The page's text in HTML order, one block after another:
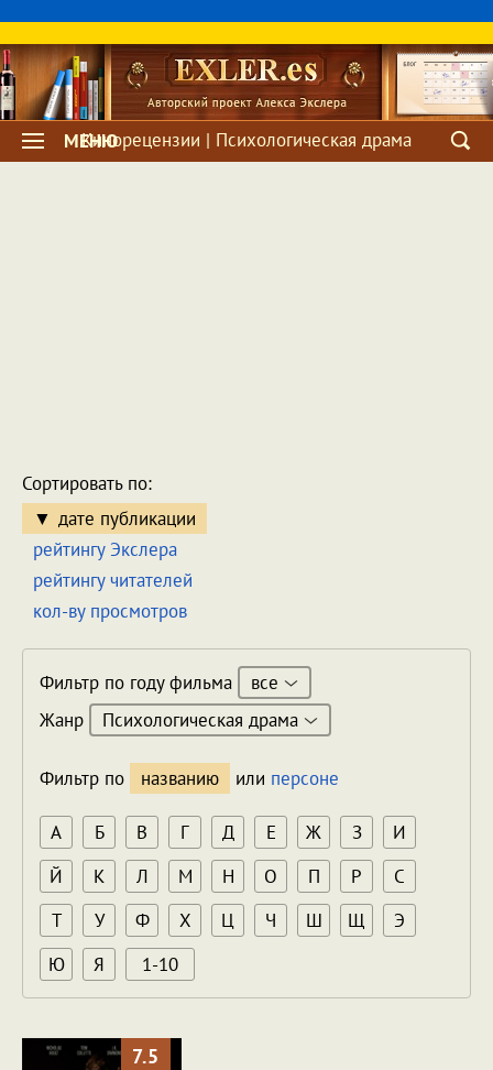
МЕНЮ
Кинорецензии | Психологическая драма
Сортировать по:
дате публикации
рейтингу Экслера
рейтингу читателей
кол-ву просмотров
Фильтр по году фильма
все
Жанр
Психологическая драма
Фильтр по названию или персоне
А Б В Г Д Е Ж З
И
Й
К Л М Н О П Р
С
Т
У Ф Х Ц Ч Ш Щ
Э
Ю
Я 1-10
7.5